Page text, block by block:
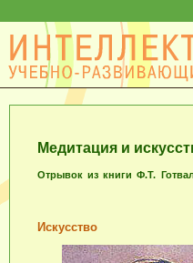
Медитация и
Отрывок из книги Ф.Т.
Искусство